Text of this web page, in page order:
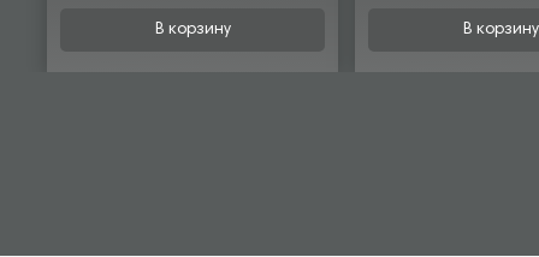
В корзину В корзину